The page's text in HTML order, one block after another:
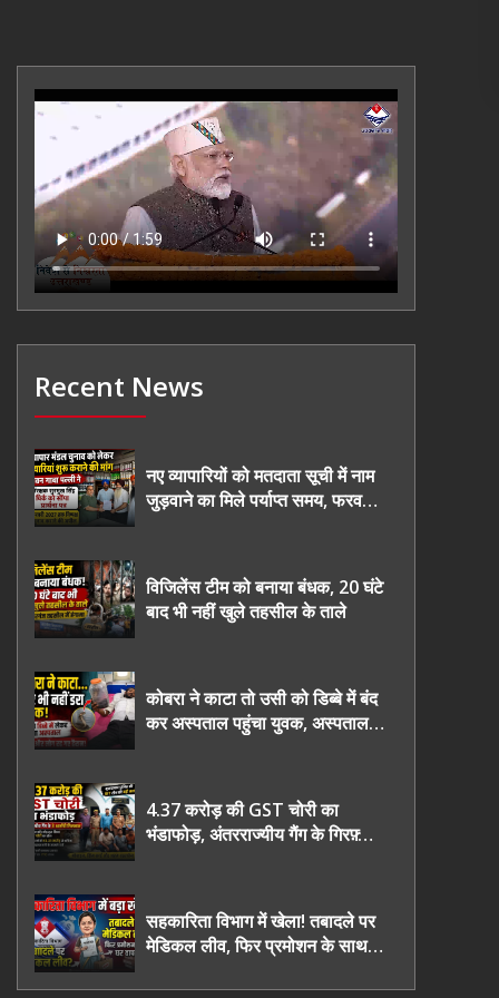
Recent News
नए व्यापारियों को मतदाता सूची में नाम
जुड़वाने का मिले पर्याप्त समय, फरवरी
विजिलेंस टीम को बनाया बंधक, 20 घंटे
बाद भी नहीं खुले तहसील के ताले
कोबरा ने काटा तो उसी को डिब्बे में बंद
कर अस्पताल पहुंचा युवक, अस्पताल में
4.37 करोड़ की GST चोरी का
भंडाफोड़, अंतरराज्यीय गैंग के गिरफ़्तार
सहकारिता विभाग में खेला! तबादले पर
मेडिकल लीव, फिर प्रमोशन के साथ